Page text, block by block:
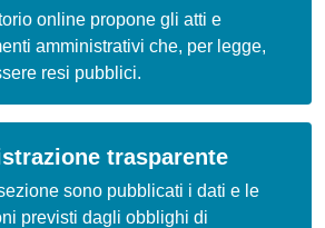
online propone gli atti e
amministrativi che, per legge,
resi pubblici.
trasparente
sono pubblicati i dati e le
previsti dagli obblighi di